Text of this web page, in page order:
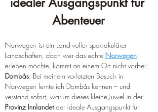
Abenteuer
Norwegen ist ein Land voller spektakulärer
Landschaften, doch wer das echte Norwegen
erleben möchte, kommt an einem Ort nicht vorbei:
Dombås. Bei meinem vorletzten Besuch in
Norwegen lernte ich Dombås kennen – und
verstand sofort, warum dieses kleine Juwel in der
Provinz Innlandet der ideale Ausgangspunkt für